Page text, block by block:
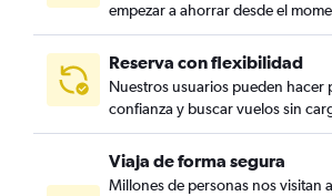
empezar a ahorrar desde el
Reserva con flexibilidad
Nuestros usuarios pueden hacer
confianza y buscar vuelos sin
Viaja de forma segura
Millones de personas nos visitan